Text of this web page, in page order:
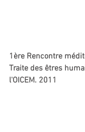
1ère Rencontre
Traite des êtres
l'OICEM. 2011